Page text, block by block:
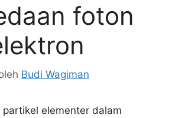
foton
Budi Wagiman
partikel elementer dalam